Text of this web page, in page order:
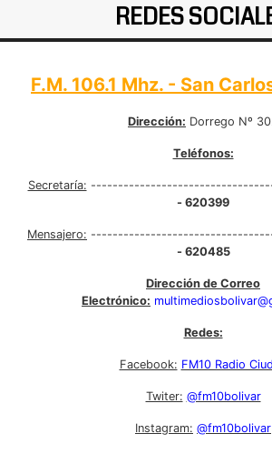
REDES
F.M. 106.1 Mhz. - San
Dirección: Dorrego Nº
Teléfonos:
Secretaría:
- 620399
Mensajero:
- 620485
Dirección de Correo
Electrónico:
Redes:
Facebook: FM10 Radio
Twiter: @fm10bolivar
Instagram: @fm10bolivar